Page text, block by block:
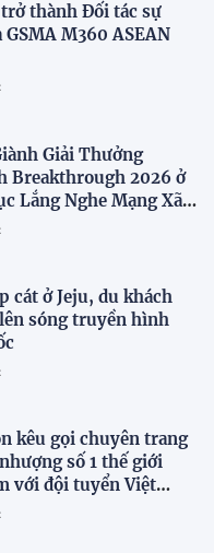
thành Đối tác sự
GSMA M360 ASEAN
Giải Thưởng
Breakthrough 2026 ở
Lắng Nghe Mạng Xã
Phối Thông Cáo Báo
cát ở Jeju, du khách
sóng truyền hình
kêu gọi chuyên trang
số 1 thế giới
với đội tuyển Việt